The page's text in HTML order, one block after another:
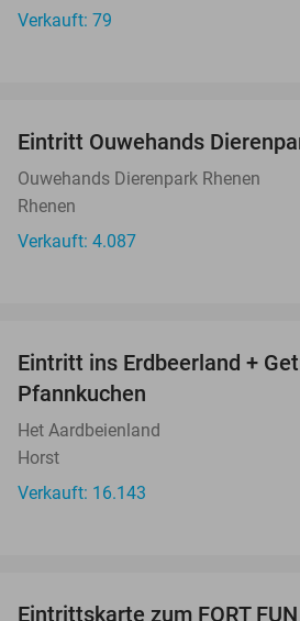
Verkauft: 79
Eintritt Ouwehands
Ouwehands Dierenpark Rhenen
Rhenen
Verkauft: 4.087
Eintritt ins Erdbeerland +
Pfannkuchen
Het Aardbeienland
Horst
Verkauft: 16.143
Eintrittskarte zum FORT